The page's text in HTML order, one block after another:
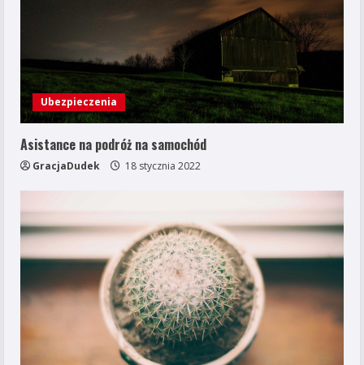
Ubezpieczenia
Asistance na podróż na samochód
GracjaDudek 18 stycznia 2022